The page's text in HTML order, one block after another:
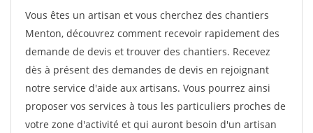
Vous êtes un artisan et vous cherchez des chantiers
Menton, découvrez comment recevoir rapidement des
demande de devis et trouver des chantiers. Recevez
dès à présent des demandes de devis en rejoignant
notre service d'aide aux artisans. Vous pourrez ainsi
proposer vos services à tous les particuliers proches de
votre zone d'activité et qui auront besoin d'un artisan